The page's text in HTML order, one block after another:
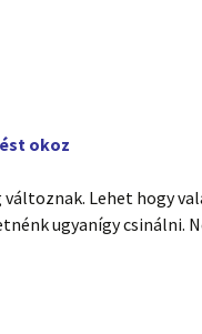
okoz
Lehet hogy
ugyanígy csinálni.